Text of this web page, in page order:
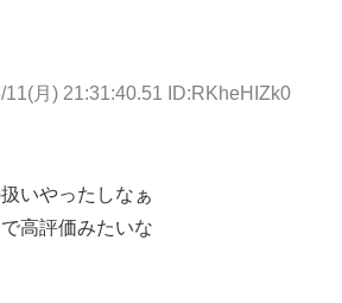
11(月) 21:31:40.51 ID:RKheHIZk0
いやったしなぁ
高評価みたいな